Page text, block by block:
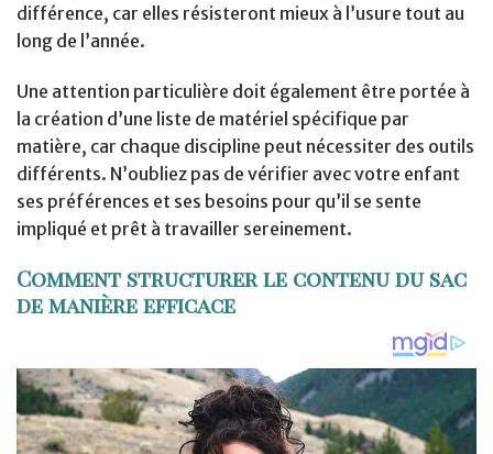
différence, car elles résisteront mieux à l’usure tout au
long de l’année.
Une attention particulière doit également être portée à
la création d’une liste de matériel spécifique par
matière, car chaque discipline peut nécessiter des outils
différents. N’oubliez pas de vérifier avec votre enfant
ses préférences et ses besoins pour qu’il se sente
impliqué et prêt à travailler sereinement.
Comment structurer le contenu du sac
de manière efficace